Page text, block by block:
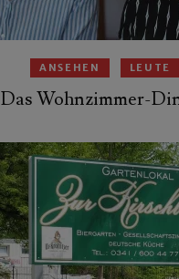
ANSEHEN LEUTE
Das Wohnzimmer-